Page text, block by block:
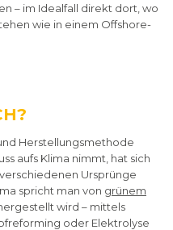
– im Idealfall direkt dort, wo
wie in einem Offshore-
Herstellungsmethode
aufs Klima nimmt, hat sich
Ursprünge
spricht man von grünem
wird – mittels
oder Elektrolyse